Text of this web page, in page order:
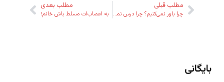
مطلب قبلی
چرا باور نمی‌کنیم؟ چرا درس نمی‌گیریم؟!
مطلب بعدی
به اعصاب‌ات مسلط باش خانم!
بایگانی